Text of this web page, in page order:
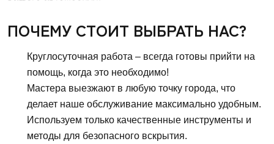
ПОЧЕМУ СТОИТ ВЫБРАТЬ НАС?
Круглосуточная работа – всегда готовы прийти на
помощь, когда это необходимо!
Мастера выезжают в любую точку города, что
делает наше обслуживание максимально удобным.
Используем только качественные инструменты и
методы для безопасного вскрытия.